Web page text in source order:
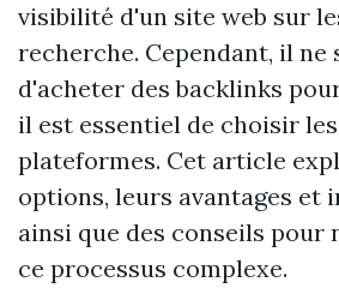
visibilité d'un site web sur
recherche. Cependant, il ne
d'acheter des backlinks
il est essentiel de choisir
plateformes. Cet article
options, leurs avantages et
ainsi que des conseils pour
ce processus complexe.